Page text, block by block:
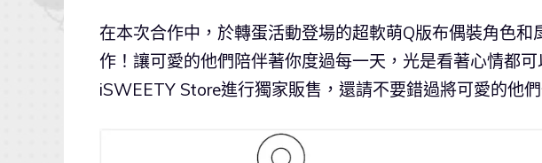
在本次合作中，於轉蛋活動登場的超軟萌Q版布偶裝角色
作！讓可愛的他們陪伴著你度過每一天，光是看著心情都
iSWEETY Store進行獨家販售，還請不要錯過將可愛的他